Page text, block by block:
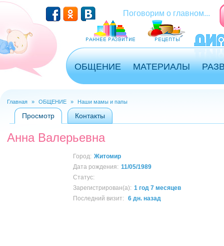
Перейти к основному содержанию
Поговорим о главном...
ОБЩЕНИЕ МАТЕРИАЛЫ
Вы здесь
Главная » ОБЩЕНИЕ » Наши мамы и папы
Главные вкладки
Просмотр (активная вкладка)
Контакты
Анна Валерьевна
Город: Житомир
Дата рождения: 11/05/1989
Статус:
Зарегистрирован(а): 1 год 7 месяцев
Последний визит:
6 дн. назад